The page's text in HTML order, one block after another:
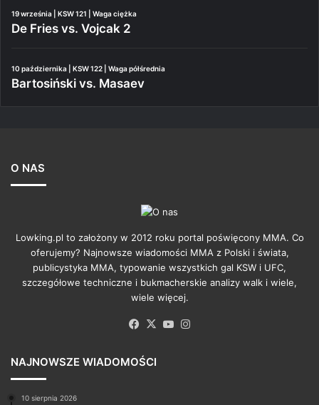
19 września | KSW 121 | Waga ciężka
De Fries vs. Vojcak 2
10 października | KSW 122 | Waga półśrednia
Bartosiński vs. Masaev
O NAS
Lowking.pl to założony w 2012 roku portal poświęcony MMA. Co
oferujemy? Najnowsze wiadomości MMA z Polski i świata,
publicystyka MMA, typowanie wszystkich gal KSW i UFC,
szczegółowe techniczne i bukmacherskie analizy walk i wiele,
wiele więcej.
Facebook
X YouTube
NAJNOWSZE WIADOMOŚCI
10 sierpnia 2026